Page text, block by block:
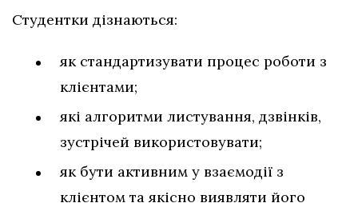
Студентки дізнаються:
як стандартизувати процес роботи з
клієнтами;
які алгоритми листування, дзвінків,
зустрічей використовувати;
як бути активним у взаємодії з
клієнтом та якісно виявляти його